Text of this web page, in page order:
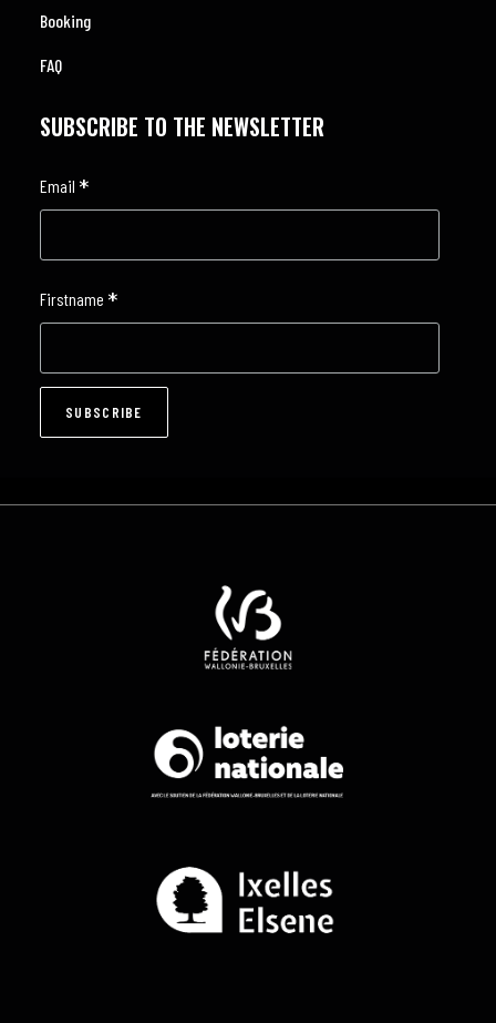
Booking
FAQ
SUBSCRIBE TO THE NEWSLETTER
Email *
Firstname *